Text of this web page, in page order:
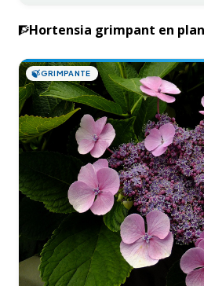
🧗Hortensia grimpant en
🍃GRIMPANTE